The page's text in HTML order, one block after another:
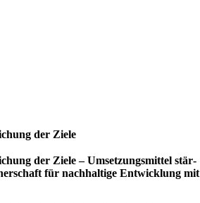
der Ziele
der Ziele – Umset­zungs­mit­tel stär­
für nach­hal­tige Ent­wick­lung mit